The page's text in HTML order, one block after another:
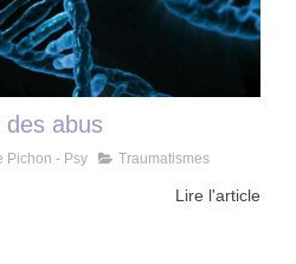
des abus
Pichon - Psy Traumatismes
Lire l'article